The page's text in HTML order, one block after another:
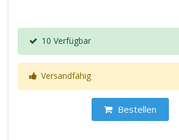
10 Verfügbar
Versandfähig
Bestellen